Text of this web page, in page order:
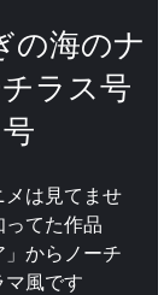
の海のナ
ラス号
号
は見てませ
てた作品
」からノーチ
風です